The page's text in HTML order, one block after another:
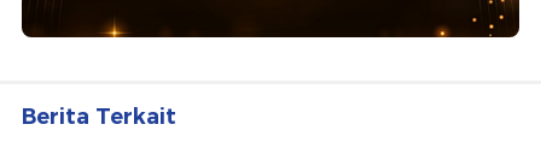
Berita Terkait